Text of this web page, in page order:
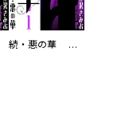
続・悪の華 闇華 新装版